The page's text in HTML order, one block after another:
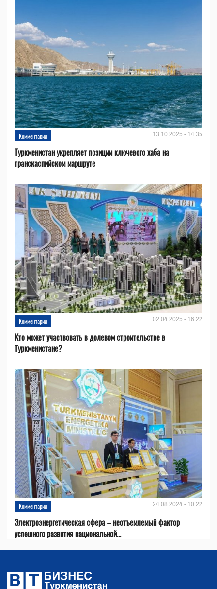
Комментарии 13.10.2025 - 14:35
Туркменистан укрепляет позиции ключевого хаба на
транскаспийском маршруте
Комментарии 02.04.2025 - 16:22
Кто может участвовать в долевом строительстве в
Туркменистане?
Комментарии 24.08.2024 - 10:22
Электроэнергетическая сфера – неотъемлемый фактор
успешного развития национальной...